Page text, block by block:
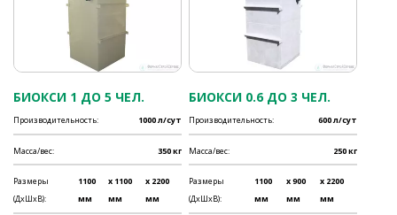
БИОКСИ 1 ДО 5 ЧЕЛ.
Производительность: 1000 л/сут
Масса/вес: 350 кг
Размеры
(ДхШхВ):
1100
мм
x 1100
мм
x 2200
мм
БИОКСИ 0.6 ДО 3 ЧЕЛ.
Производительность: 600 л/сут
Масса/вес: 250 кг
Размеры
(ДхШхВ):
1100
мм
x 900
мм
x 2200
мм